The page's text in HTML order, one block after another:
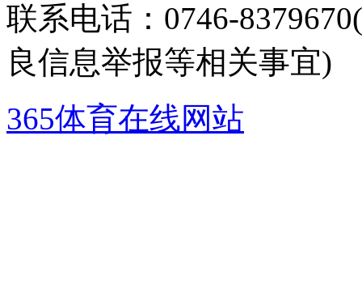
联系电话：0746-
良信息举报等相关事宜)
365体育在线网站